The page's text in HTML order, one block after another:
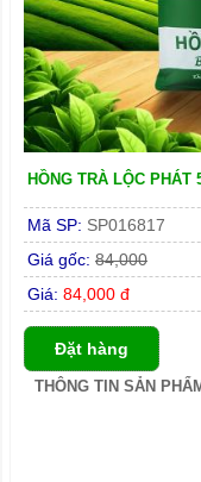
HỒNG TRÀ LỘC PHÁT
Mã SP: SP016817
Giá gốc: 84,000
Giá: 84,000 đ
Đặt hàng
THÔNG TIN SẢN